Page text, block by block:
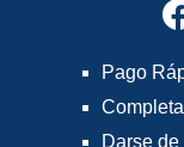
Pago
Darse